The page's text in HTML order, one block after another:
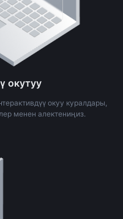
окутуу
окуу куралдары,
менен алектениңиз.